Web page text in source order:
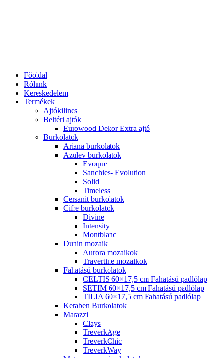
Főoldal
Rólunk
Kereskedelem
Termékek
Ajtókilincs
Beltéri ajtók
Eurowood Dekor Extra ajtó
Burkolatok
Ariana burkolatok
Azulev burkolatok
Evoque
Sanchies- Evolution
Solid
Timeless
Cersanit burkolatok
Cifre burkolatok
Divine
Intensity
Montblanc
Dunin mozaik
Aurora mozaikok
Travertine mozaikok
Fahatású burkolatok
CELTIS 60×17,5 cm Fahatású padlólap
SETIM 60×17,5 cm Fahatású padlólap
TILIA 60×17,5 cm Fahatású padlólap
Keraben Burkolatok
Marazzi
Clays
TreverkAge
TreverkChic
TreverkWay